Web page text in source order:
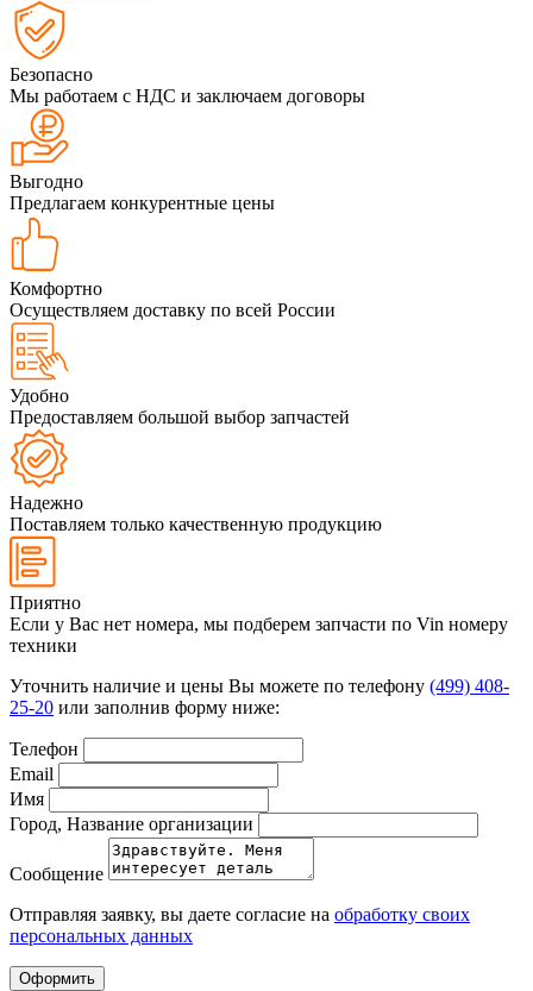
Безопасно
Мы работаем с НДС и заключаем договоры
Выгодно
Предлагаем конкурентные цены
Комфортно
Осуществляем доставку по всей России
Удобно
Предоставляем большой выбор запчастей
Надежно
Поставляем только качественную продукцию
Приятно
Если у Вас нет номера, мы подберем запчасти по Vin номеру
техники
Уточнить наличие и цены Вы можете по телефону (499) 408-
25-20 или заполнив форму ниже:
Телефон
Email
Имя
Город, Название организации
Сообщение
Отправляя заявку, вы даете согласие на обработку своих
персональных данных
Оформить